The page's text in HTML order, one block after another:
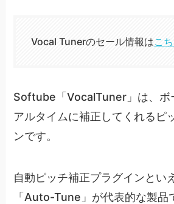
Vocal Tunerのセール情報はこ
Softube「VocalTuner」は、ボ
アルタイムに補正してくれるピ
ンです。
自動ピッチ補正プラグインとい
「Auto-Tune」が代表的な製品